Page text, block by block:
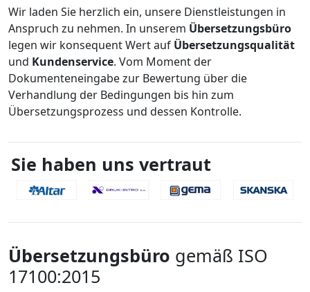
Wir laden Sie herzlich ein, unsere Dienstleistungen in
Anspruch zu nehmen. In unserem Übersetzungsbüro
legen wir konsequent Wert auf Übersetzungsqualität
und Kundenservice. Vom Moment der
Dokumenteneingabe zur Bewertung über die
Verhandlung der Bedingungen bis hin zum
Übersetzungsprozess und dessen Kontrolle.
Sie haben uns vertraut
Übersetzungsbüro gemäß ISO
17100:2015